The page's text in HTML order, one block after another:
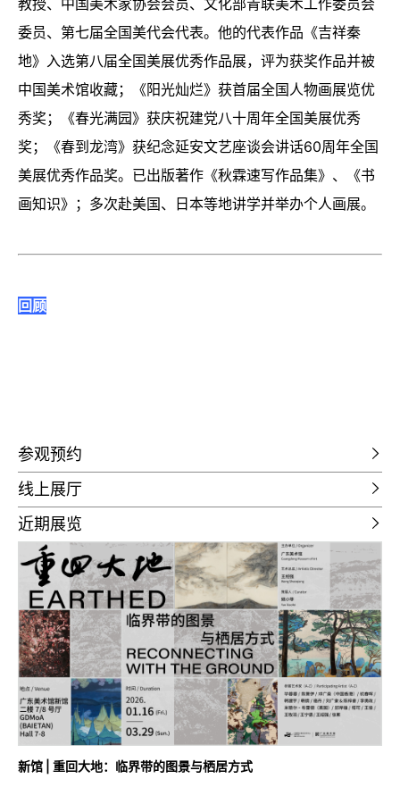
委员、第七届全国美代会代表。他的代表作品《吉祥秦
地》入选第八届全国美展优秀作品展，评为获奖作品并被
中国美术馆收藏；《阳光灿烂》获首届全国人物画展览优
秀奖；《春光满园》获庆祝建党八十周年全国美展优秀
奖；《春到龙湾》获纪念延安文艺座谈会讲话60周年全国
美展优秀作品奖。已出版著作《秋霖速写作品集》、《书
画知识》；多次赴美国、日本等地讲学并举办个人画展。
回顾
参观预约
线上展厅
近期展览
新馆 | 重回大地：临界带的图景与栖居方式